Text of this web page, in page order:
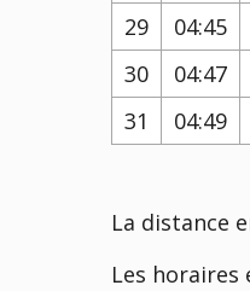
29
04:45
30
04:47
31
04:49
La distance
Les horaires